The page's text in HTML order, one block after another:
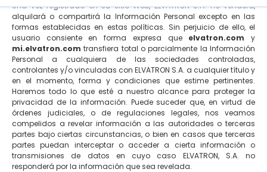
Una vez registrado en su sitio Web, ELVATRON S.A. no venderá,
alquilará o compartirá la Información Personal excepto en las
formas establecidas en estas políticas. Sin perjuicio de ello, el
usuario consiente en forma expresa que elvatron.com y
mi.elvatron.com transfiera total o parcialmente la Información
Personal a cualquiera de las sociedades controladas,
controlantes y/o vinculadas con ELVATRON S.A. a cualquier título y
en el momento, forma y condiciones que estime pertinentes.
Haremos todo lo que esté a nuestro alcance para proteger la
privacidad de la información. Puede suceder que, en virtud de
órdenes judiciales, o de regulaciones legales, nos veamos
compelidos a revelar información a las autoridades o terceras
partes bajo ciertas circunstancias, o bien en casos que terceras
partes puedan interceptar o acceder a cierta información o
transmisiones de datos en cuyo caso ELVATRON, S.A. no
responderá por la información que sea revelada.